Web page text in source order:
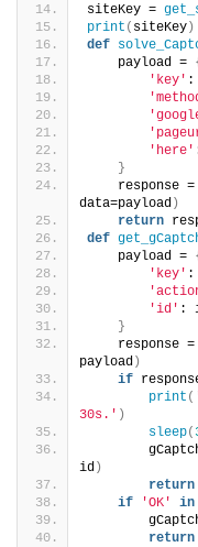
siteKey =
print ( siteKey )
def
    payload =
{
'key' :
'here'
}
response =
data=payload )
return
def
    payload =
{
'key' :
'id' :
}
response =
payload )
if
print (
30s.' )
sleep(
id )
return
if
'OK' in
return